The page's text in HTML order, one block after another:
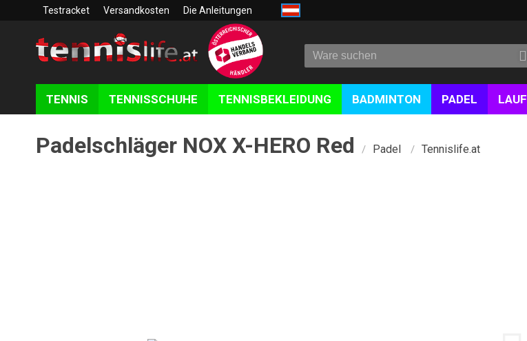
Testracket Versandkosten Die Anleitungen
TENNIS TENNISSCHUHE TENNISBEKLEIDUNG BADMINTON PADEL LAUF
Padelschläger NOX X-HERO Red / Padel / Tennislife.at